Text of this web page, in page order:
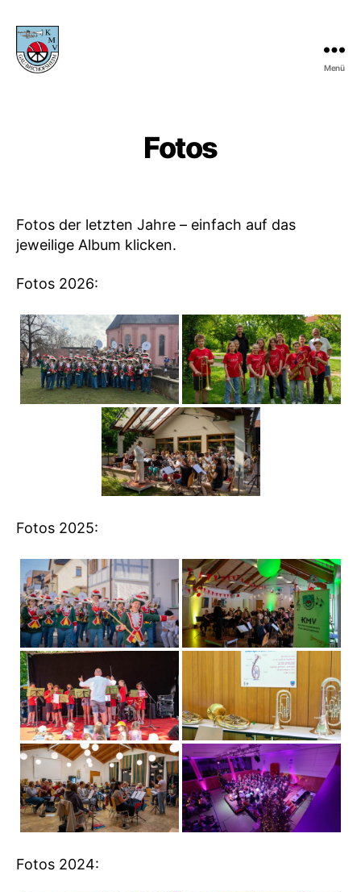
Menü
Fotos
Fotos der letzten Jahre – einfach auf das
jeweilige Album klicken.
Fotos 2026:
Fotos 2025:
Fotos 2024: